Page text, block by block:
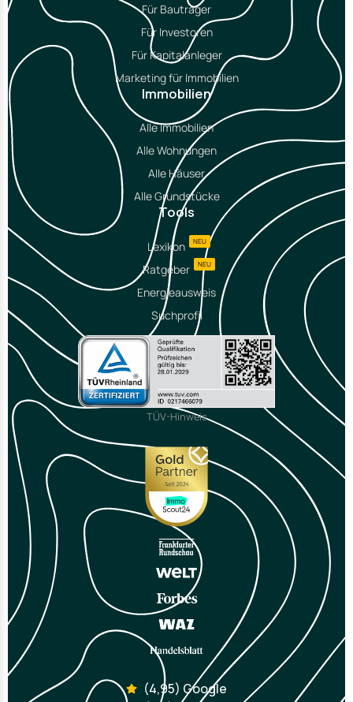
Für Bauträger
Für Investoren
Für Kapitalanleger
Marketing für Immobilien
Immobilien
Alle Immobilien
Alle Wohnungen
Alle Häuser
Alle Grundstücke
Tools
Lexikon NEU
Ratgeber NEU
Energieausweis
Suchprofil
TÜV-Hinweis
(4,95) Google